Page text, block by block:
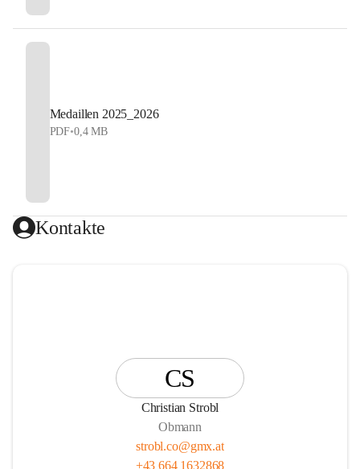
Medaillen 2025_2026
PDF•0,4 MB
Kontakte
CS
Christian Strobl
Obmann
strobl.co@gmx.at
+43 664 1632868